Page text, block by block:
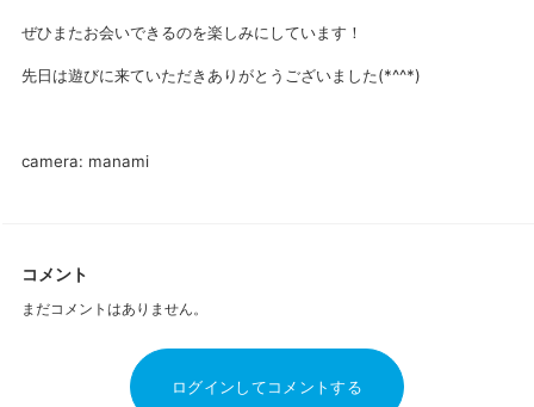
ぜひまたお会いできるのを楽しみにしています！
先日は遊びに来ていただきありがとうございました(*^^*)
camera: manami
コメント
まだコメントはありません。
ログインしてコメントする